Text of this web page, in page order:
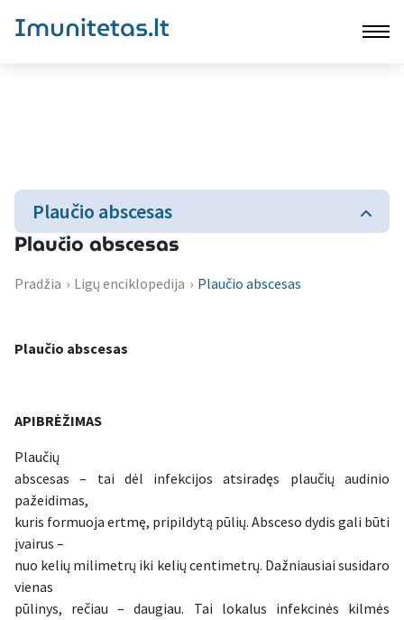
Imunitetas.lt
Plaučio abscesas
Plaučio abscesas
Pradžia › Ligų enciklopedija › Plaučio abscesas
Plaučio abscesas
APIBRĖŽIMAS
Plaučių
abscesas – tai dėl infekcijos atsiradęs plaučių audinio
pažeidimas,
kuris formuoja ertmę, pripildytą pūlių. Absceso dydis gali būti
įvairus –
nuo kelių milimetrų iki kelių centimetrų. Dažniausiai susidaro
vienas
pūlinys, rečiau – daugiau. Tai lokalus infekcinės kilmės